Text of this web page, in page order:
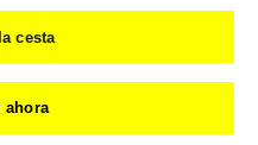
cesta
ahora